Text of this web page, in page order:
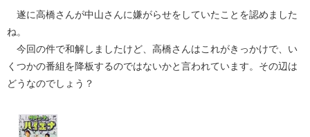
遂に高橋さんが中山さんに嫌がらせをしていたことを認めました
ね。
今回の件で和解しましたけど、高橋さんはこれがきっかけで、い
くつかの番組を降板するのではないかと言われています。その辺は
どうなのでしょう？